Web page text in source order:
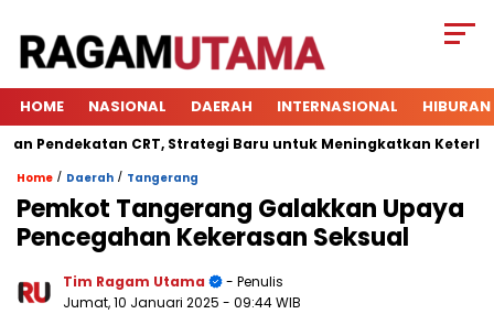
HOME NASIONAL DAERAH INTERNASIONAL HIBURAN
CRT, Strategi Baru untuk Meningkatkan
Home / Daerah / Tangerang
Pemkot Tangerang Galakkan Upaya
Pencegahan Kekerasan Seksual
Tim Ragam Utama
- Penulis
Jumat, 10 Januari 2025 - 09:44 WIB